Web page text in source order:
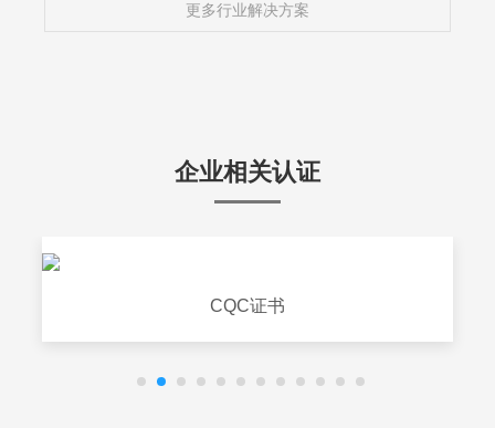
更多行业解决方案
企业相关认证
CQC证书